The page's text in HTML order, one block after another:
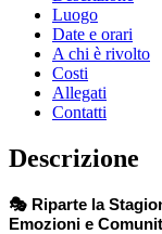
Luogo
Date e orari
A chi è rivolto
Costi
Allegati
Contatti
Descrizione
🎭 Riparte la
Emozioni e